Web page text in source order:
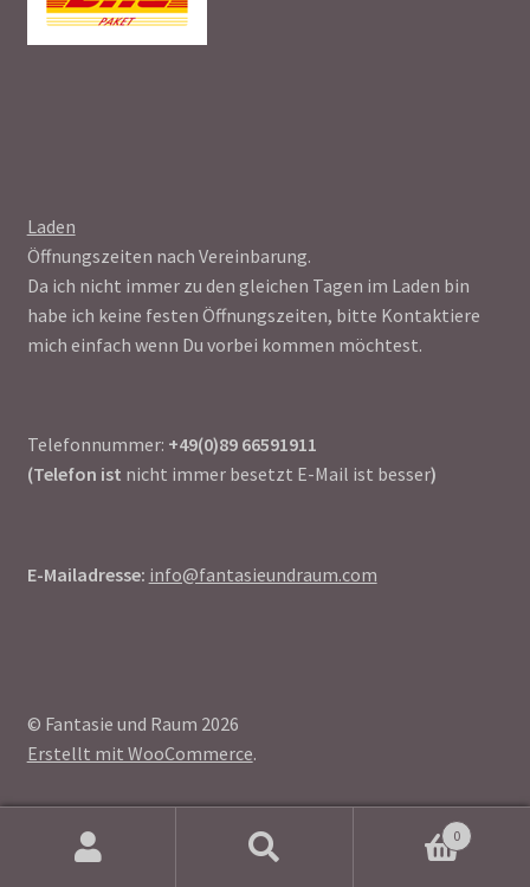
Laden
Öffnungszeiten nach Vereinbarung.
Da ich nicht immer zu den gleichen Tagen im Laden bin
habe ich keine festen Öffnungszeiten, bitte Kontaktiere
mich einfach wenn Du vorbei kommen möchtest.
Telefonnummer: +49(0)89 66591911
(Telefon ist nicht immer besetzt E-Mail ist besser)
E-Mailadresse: info@fantasieundraum.com
© Fantasie und Raum 2026
Erstellt mit WooCommerce.
0